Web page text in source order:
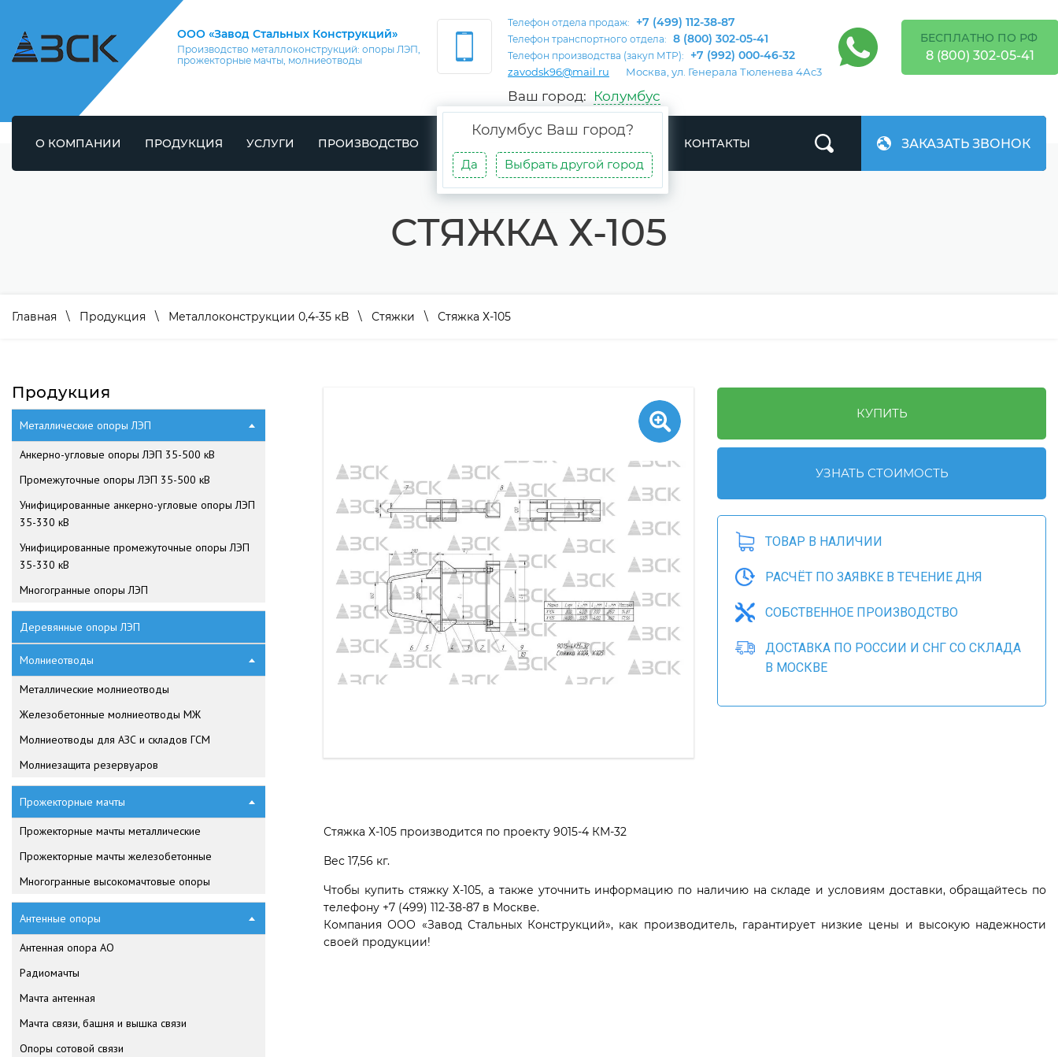
ООО «Завод Стальных Конструкций»
Производство металлоконструкций: опоры ЛЭП,
прожекторные мачты, молниеотводы
Телефон отдела продаж: +7 (499) 112-38-87
Телефон транспортного отдела: 8 (800) 302-05-41
Телефон производства (закуп МТР): +7 (992) 000-46-32
zavodsk96@mail.ru Москва, ул. Генерала Тюленева 4Ас3
Ваш город: Колумбус
Колумбус Ваш город?
Да Выбрать другой город
БЕСПЛАТНО ПО РФ
8 (800) 302-05-41
О КОМПАНИИ ПРОДУКЦИЯ УСЛУГИ ПРОИЗВОДСТВО КОНТАКТЫ ЗАКАЗАТЬ ЗВОНОК
СТЯЖКА Х-105
Главная \ Продукция \ Металлоконструкции 0,4-35 кВ \ Стяжки \ Стяжка Х-105
Продукция
Металлические опоры ЛЭП
Анкерно-угловые опоры ЛЭП 35-500 кВ
Промежуточные опоры ЛЭП 35-500 кВ
Унифицированные анкерно-угловые опоры ЛЭП
35-330 кВ
Унифицированные промежуточные опоры ЛЭП
35-330 кВ
Многогранные опоры ЛЭП
Деревянные опоры ЛЭП
Молниеотводы
Металлические молниеотводы
Железобетонные молниеотводы МЖ
Молниеотводы для АЗС и складов ГСМ
Молниезащита резервуаров
Прожекторные мачты
Прожекторные мачты металлические
Прожекторные мачты железобетонные
Многогранные высокомачтовые опоры
Антенные опоры
Антенная опора АО
Радиомачты
Мачта антенная
Мачта связи, башня и вышка связи
Опоры сотовой связи
КУПИТЬ
УЗНАТЬ СТОИМОСТЬ
ТОВАР В НАЛИЧИИ
РАСЧЁТ ПО ЗАЯВКЕ В ТЕЧЕНИЕ ДНЯ
СОБСТВЕННОЕ ПРОИЗВОДСТВО
ДОСТАВКА ПО РОССИИ И СНГ СО СКЛАДА
В МОСКВЕ
Стяжка Х-105 производится по проекту 9015-4 КМ-32
Вес 17,56 кг.
Чтобы купить стяжку Х-105, а также уточнить информацию по наличию на складе и условиям доставки, обращайтесь по
телефону +7 (499) 112-38-87 в Москве.
Компания ООО «Завод Стальных Конструкций», как производитель, гарантирует низкие цены и высокую надежности
своей продукции!